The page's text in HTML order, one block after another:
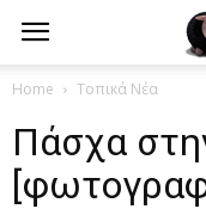
Home Τοπικά Νέα
Πάσχα